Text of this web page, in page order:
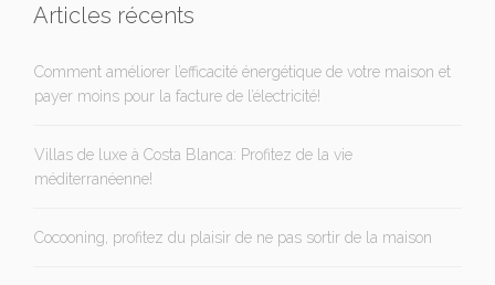
Articles récents
Comment améliorer l’efficacité énergétique de votre maison et
payer moins pour la facture de l’électricité!
Villas de luxe à Costa Blanca: Profitez de la vie
méditerranéenne!
Cocooning, profitez du plaisir de ne pas sortir de la maison